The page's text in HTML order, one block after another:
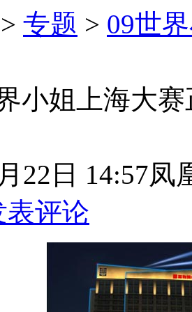
> 专题 > 09世
小姐上海大
22日 14:57凤
评论